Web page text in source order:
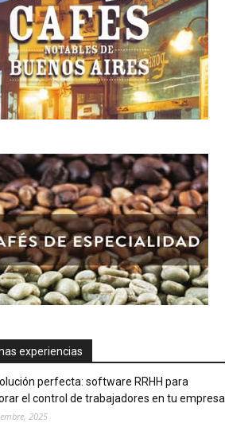
experiencias
perfecta: software RRHH para
el control de trabajadores en tu empresa
2025